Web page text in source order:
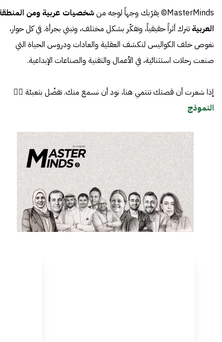
MasterMinds© يقرّبك وجهاً لوجه من
شخصيات عربية ومن
العربية تترك أثراً حقيقياً، وتفكّر بشكل مختلف، وتبني بجرأة. في كل حوار،
نغوص خلف الكواليس لنكشف العقلية والعادات ودروس الحياة التي
صنعت رحلات استثنائية، في الأعمال والتقنية والصناعات الإبداعية.
إذا شعرت أن قصتك تنتمي هنا، نود أن نسمع منك. تفضّل بتعبئة 👈🏼
النموذج